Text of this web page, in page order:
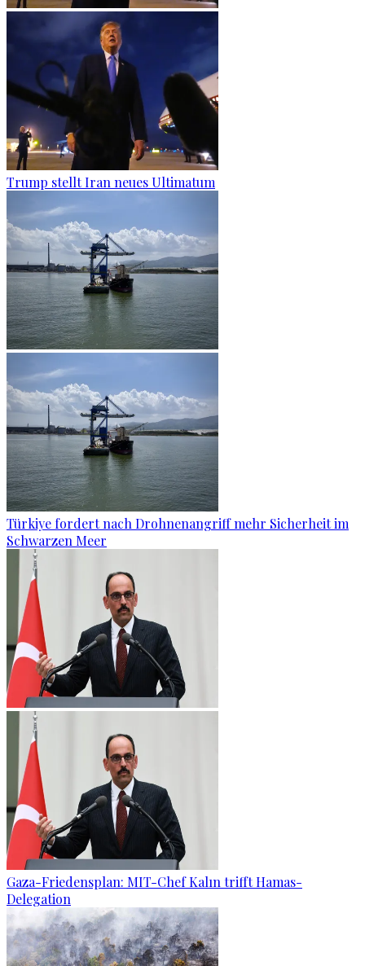
Trump stellt Iran neues Ultimatum
Türkiye fordert nach Drohnenangriff mehr Sicherheit im
Schwarzen Meer
Gaza-Friedensplan: MIT-Chef Kalın trifft Hamas-
Delegation